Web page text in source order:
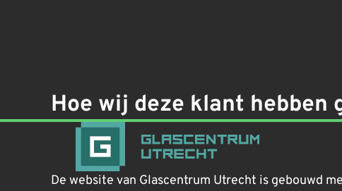
Hoe wij deze klant hebben
De website van Glascentrum Utrecht is gebouwd